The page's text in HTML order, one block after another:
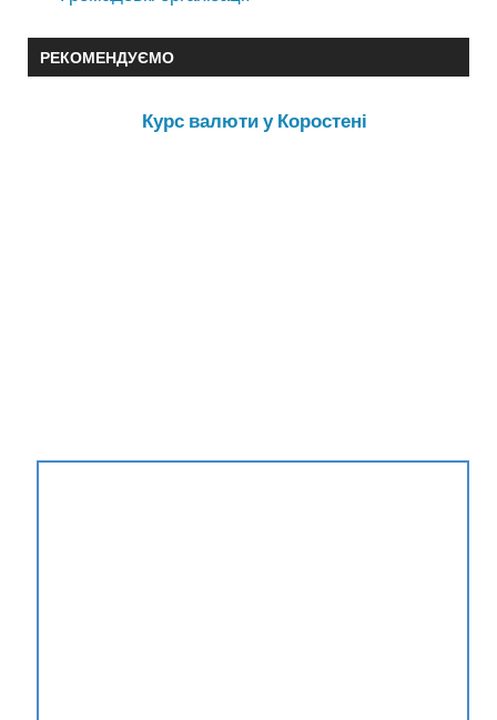
РЕКОМЕНДУЄМО
Курс валюти у Коростені